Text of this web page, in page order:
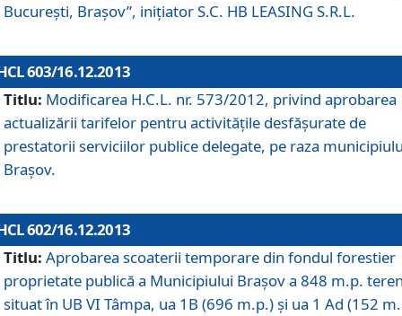
Bucureşti, Braşov”, iniţiator S.C. HB LEASING S.R.L.
603/16.12.2013
Titlu: Modificarea H.C.L. nr. 573/2012, privind aprobarea
actualizării tarifelor pentru activităţile desfăşurate de
prestatorii serviciilor publice delegate, pe raza
Braşov.
602/16.12.2013
Titlu: Aprobarea scoaterii temporare din fondul forestier
proprietate publică a Municipiului Braşov a 848 m.p.
situat în UB VI Tâmpa, ua 1B (696 m.p.) şi ua 1 Ad (152